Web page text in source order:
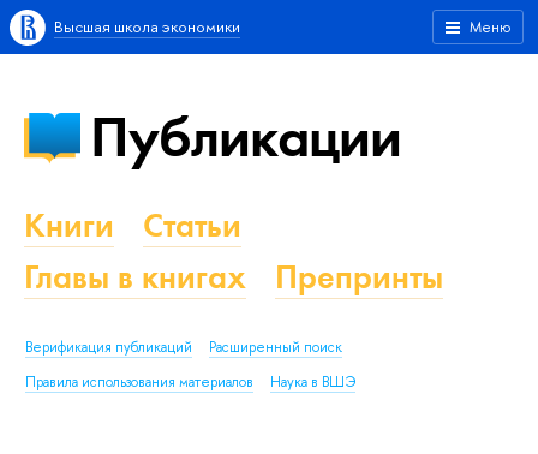
Меню
Высшая школа экономики
Публикации
Книги
Статьи
Главы в книгах
Препринты
Верификация публикаций
Расширенный поиск
Правила использования материалов
Наука в ВШЭ